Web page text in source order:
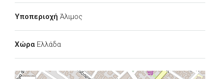
Υποπεριοχή Άλιμος
Χώρα Ελλάδα